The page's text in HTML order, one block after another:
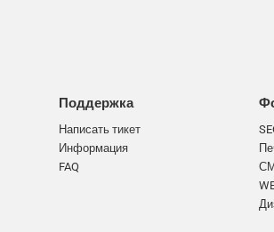
Поддержка
Написать тикет
Информация
FAQ